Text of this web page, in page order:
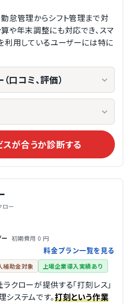
怠管理からシフト管理まで対
や年末調整にも対応でき、スマ
利用しているユーザーには特に
口コミ、評価）
スが合うか診断する
ロー
初期費用 0 円
料金プラン一覧を見る
補助金対象 上場企業導入実績あり
クローが提供する「打刻レス」
ステムです。打刻という作業